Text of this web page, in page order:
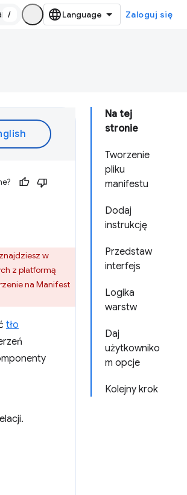
/ Zaloguj się
Na tej
stronie
Tworzenie
pliku
manifestu
Dodaj
instrukcję
Przedstaw
interfejs
Logika
warstw
Daj
użytkowniko
m opcje
Kolejny krok
w
z platformą
na Manifest
tło